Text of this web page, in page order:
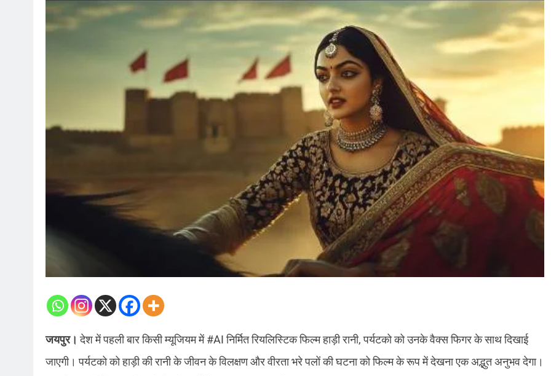
जयपुर। देश में पहली बार किसी म्यूजियम में #AI निर्मित रियलिस्टिक फिल्म हाड़ी रानी, पर्यटको को उनके वैक्स फिगर के साथ दिखाई
जाएगी। पर्यटको को हाड़ी की रानी के जीवन के विलक्षण और वीरता भरे पलों की घटना को फिल्म के रूप में देखना एक अद्भुत अनुभव देगा।